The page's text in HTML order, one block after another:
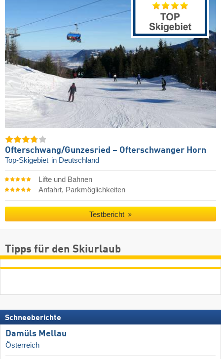
Ofterschwang/​Gunzesried – Ofterschwanger Horn
Top-Skigebiet in Deutschland
Lifte und Bahnen
Anfahrt, Parkmöglichkeiten
Testbericht
Tipps für den Skiurlaub
Schneeberichte
Damüls Mellau
Österreich